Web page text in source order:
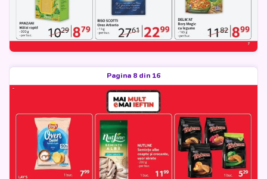
Pagina 8 din 16